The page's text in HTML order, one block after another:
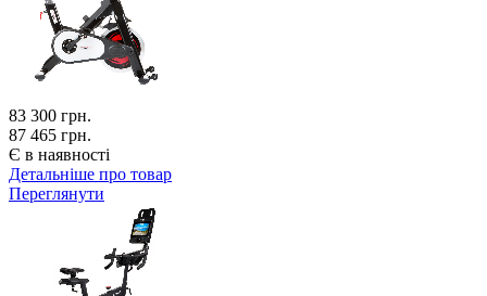
83 300 грн.
87 465 грн.
Є в наявності
Детальніше про товар
Переглянути